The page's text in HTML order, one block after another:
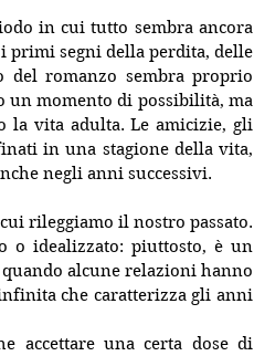
in cui tutto sembra ancora
primi segni della perdita, delle
del romanzo sembra proprio
un momento di possibilità, ma
la vita adulta. Le amicizie, gli
in una stagione della vita,
negli anni successivi.
rileggiamo il nostro passato.
o idealizzato: piuttosto, è un
alcune relazioni hanno
che caratterizza gli anni
accettare una certa dose di